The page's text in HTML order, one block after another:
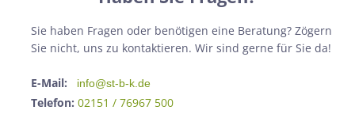
Sie haben Fragen oder benötigen eine Beratung? Zögern
Sie nicht, uns zu kontaktieren. Wir sind gerne für Sie da!
E-Mail: info@st-b-k.de
Telefon: 02151 / 76967 500